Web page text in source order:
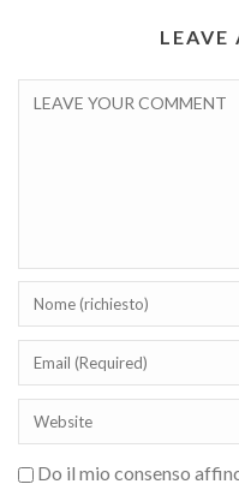
LEAVE
Do il mio consenso